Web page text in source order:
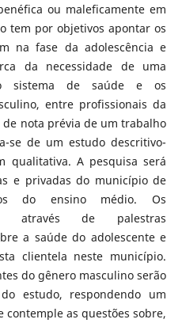
ou maleficamente em
tem por objetivos apontar os
na fase da adolescência e
da necessidade de uma
sistema de saúde e os
entre profissionais da
nota prévia de um trabalho
se de um estudo descritivo-
qualitativa. A pesquisa será
e privadas do município de
do ensino médio. Os
através de palestras
a saúde do adolescente e
clientela neste município.
do gênero masculino serão
estudo, respondendo um
as questões sobre,